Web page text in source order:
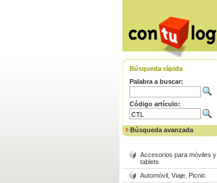
Búsqueda rápida
Palabra a buscar:
Código artículo:
Búsqueda avanzada
Accesorios para móviles y
tablets
Automóvil, Viaje, Picnic